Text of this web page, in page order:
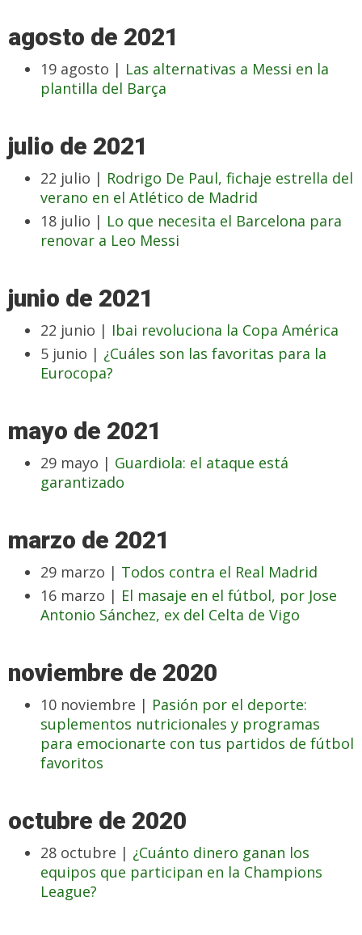
agosto de 2021
19 agosto | Las alternativas a Messi en la
plantilla del Barça
julio de 2021
22 julio | Rodrigo De Paul, fichaje estrella del
verano en el Atlético de Madrid
18 julio | Lo que necesita el Barcelona para
renovar a Leo Messi
junio de 2021
22 junio | Ibai revoluciona la Copa América
5 junio | ¿Cuáles son las favoritas para la
Eurocopa?
mayo de 2021
29 mayo | Guardiola: el ataque está
garantizado
marzo de 2021
29 marzo | Todos contra el Real Madrid
16 marzo | El masaje en el fútbol, por Jose
Antonio Sánchez, ex del Celta de Vigo
noviembre de 2020
10 noviembre | Pasión por el deporte:
suplementos nutricionales y programas
para emocionarte con tus partidos de fútbol
favoritos
octubre de 2020
28 octubre | ¿Cuánto dinero ganan los
equipos que participan en la Champions
League?